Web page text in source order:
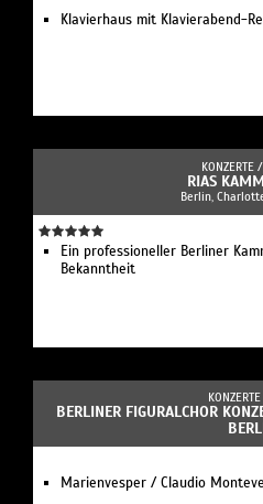
Klavierhaus mit Klavierabend-
KONZERTE /
RIAS
Berlin,
Ein professioneller Berliner
Bekanntheit
BERLINER FIGURALCHOR
Marienvesper / Claudio